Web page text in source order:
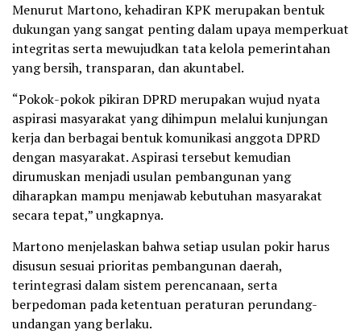
Menurut Martono, kehadiran KPK merupakan bentuk
dukungan yang sangat penting dalam upaya memperkuat
integritas serta mewujudkan tata kelola pemerintahan
yang bersih, transparan, dan akuntabel.
“Pokok-pokok pikiran DPRD merupakan wujud nyata
aspirasi masyarakat yang dihimpun melalui kunjungan
kerja dan berbagai bentuk komunikasi anggota DPRD
dengan masyarakat. Aspirasi tersebut kemudian
dirumuskan menjadi usulan pembangunan yang
diharapkan mampu menjawab kebutuhan masyarakat
secara tepat,” ungkapnya.
Martono menjelaskan bahwa setiap usulan pokir harus
disusun sesuai prioritas pembangunan daerah,
terintegrasi dalam sistem perencanaan, serta
berpedoman pada ketentuan peraturan perundang-
undangan yang berlaku.